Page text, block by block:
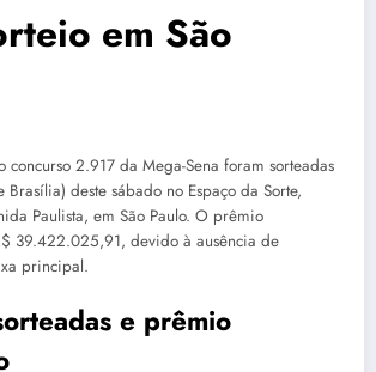
em São
concurso 2.917 da Mega-Sena foram sorteadas
deste sábado no Espaço da Sorte,
Paulista, em São Paulo. O prêmio
39.422.025,91, devido à ausência de
principal.
e prêmio